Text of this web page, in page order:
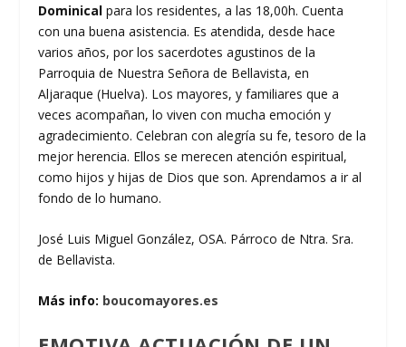
Dominicalpara los residentes, a las 18,00h. Cuenta
con una buena asistencia. Es atendida, desde hace
varios años, por los sacerdotes agustinos de la
Parroquia de Nuestra Señora de Bellavista, en
Aljaraque (Huelva). Los mayores, y familiares que a
veces acompañan, lo viven con mucha emoción y
agradecimiento. Celebran con alegría su fe, tesoro de la
mejor herencia. Ellos se merecen atención espiritual,
como hijos y hijas de Dios que son. Aprendamos a ir al
fondo de lo humano.
José Luis Miguel González, OSA. Párroco de Ntra. Sra.
de Bellavista.
Más info: boucomayores.es